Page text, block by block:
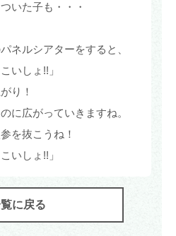
いた子も・・・
ネルシアターをすると、
いしょ!!」
り！
に広がっていきますね。
を抜こうね！
いしょ!!」
に戻る